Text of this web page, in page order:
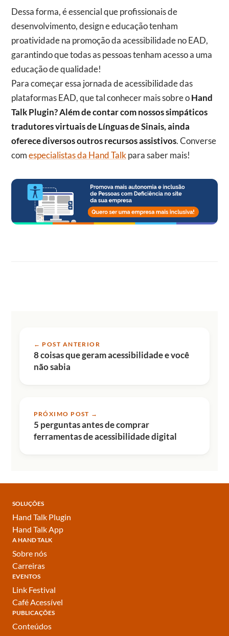
Dessa forma, é essencial que profissionais de
desenvolvimento, design e educação tenham
proatividade na promoção da acessibilidade no EAD,
garantindo que todas as pessoas tenham acesso a uma
educação de qualidade!
Para começar essa jornada de acessibilidade das
plataformas EAD, que tal conhecer mais sobre oHand
Talk Plugin? Além de contar com nossos simpáticos
tradutores virtuais de Línguas de Sinais, ainda
oferece diversos outros recursos assistivos. Converse
comespecialistas da Hand Talkpara saber mais!
← POST ANTERIOR
8 coisas que geram acessibilidade e você
não sabia
PRÓXIMO POST →
5 perguntas antes de comprar
ferramentas de acessibilidade digital
SOLUÇÕES
Hand Talk Plugin
Hand Talk App
A HAND TALK
Sobre nós
Carreiras
EVENTOS
Link Festival
Café Acessível
PUBLICAÇÕES
Conteúdos